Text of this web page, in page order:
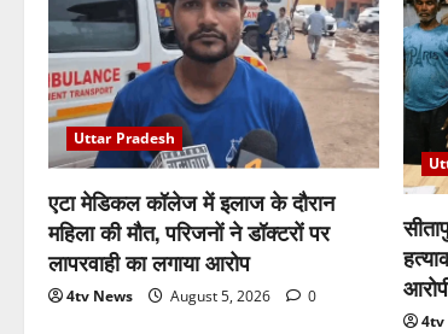
Uttar Pradesh
एटा मेडिकल कॉलेज में इलाज के दौरान
महिला की मौत, परिजनों ने डॉक्टरों पर
लापरवाही का लगाया आरोप
4tv News August 5, 2026 0
4tv